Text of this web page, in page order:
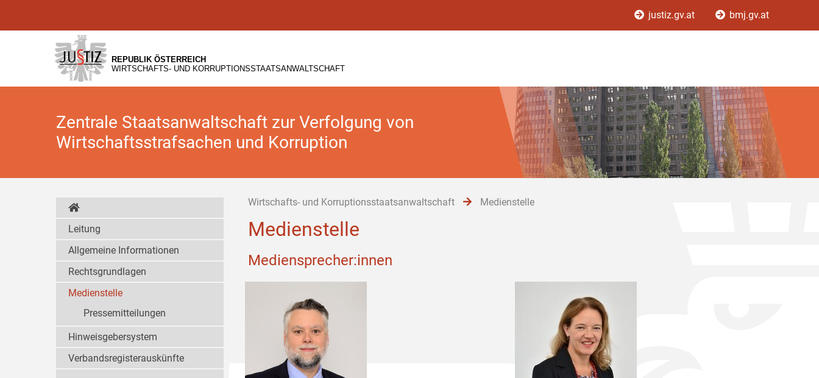
[1]
[2]
[3]
justiz.gv.at bmj.gv.at
REPUBLIK ÖSTERREICH
WIRTSCHAFTS- UND KORRUPTIONSSTAATSANWALTSCHAFT
Zentrale Staatsanwaltschaft zur Verfolgung von
Wirtschaftsstrafsachen und Korruption
Wirtschafts- und Korruptionsstaatsanwaltschaft Medienstelle
Medienstelle
Mediensprecher:innen
Leitung
Allgemeine Informationen
Rechtsgrundlagen
Medienstelle
Pressemitteilungen
Hinweisgebersystem
Verbandsregisterauskünfte